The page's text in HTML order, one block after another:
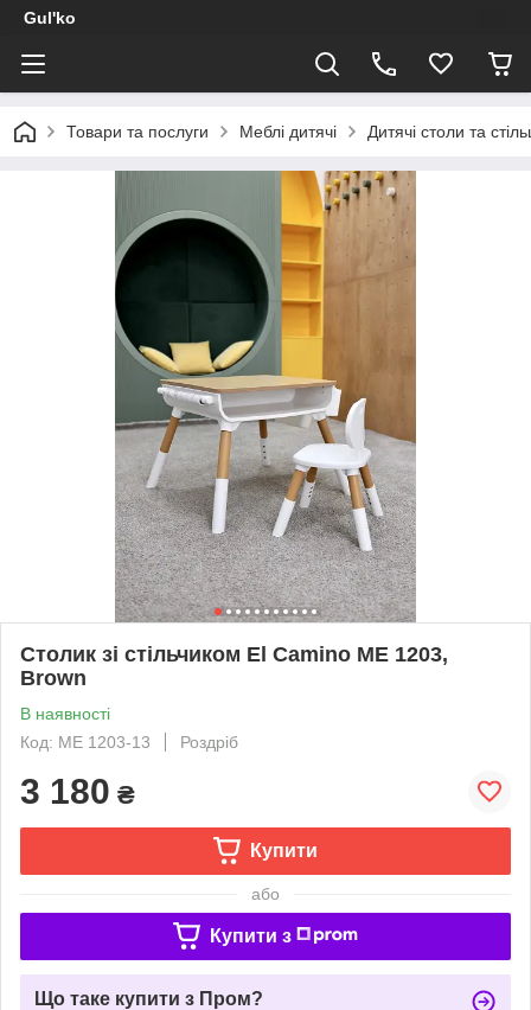
Gul'ko
Товари та послуги Меблі дитячі Дитячі столи та
Столик зі стільчиком El Camino МE 1203,
Brown
В наявності
Код: ME 1203-13
Роздріб
3 180 ₴
Купити
або
Купити з
Що таке купити з Пром?